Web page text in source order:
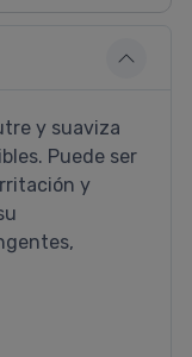
y suaviza
Puede ser
y